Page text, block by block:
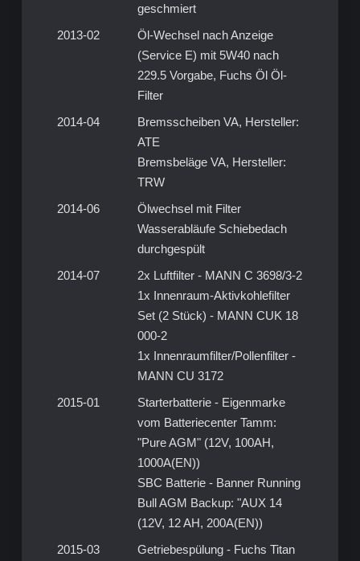
geschmiert
2013-02
Öl-Wechsel nach Anzeige
(Service E) mit 5W40 nach
229.5 Vorgabe, Fuchs Öl Öl-
Filter
2014-04
Bremsscheiben VA, Hersteller:
ATE
Bremsbeläge VA, Hersteller:
TRW
2014-06
Ölwechsel mit Filter
Wasserabläufe Schiebedach
durchgespült
2014-07
2x Luftfilter - MANN C 3698/3-2
1x Innenraum-Aktivkohlefilter
Set (2 Stück) - MANN CUK 18
000-2
1x Innenraumfilter/Pollenfilter -
MANN CU 3172
2015-01
Starterbatterie - Eigenmarke
vom Batteriecenter Tamm:
"Pure AGM" (12V, 100AH,
1000A(EN))
SBC Batterie - Banner Running
Bull AGM Backup: "AUX 14
(12V, 12 AH, 200A(EN))
2015-03
Getriebespülung - Fuchs Titan